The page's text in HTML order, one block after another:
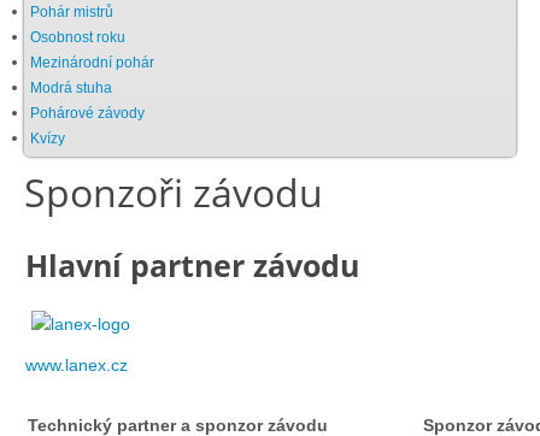
Dokumenty ke stažení
Ochrana osobních údajů
Legislativa
Legislativní proces
Doklady osob
Pohár mistrů
Osobnost roku
Mezinárodní pohár
Modrá stuha
Pohárové závody
Kvízy
Sponzoři závodu
Hlavní partner závodu
www.lanex.cz
Technický partner a sponzor závodu Sponzor